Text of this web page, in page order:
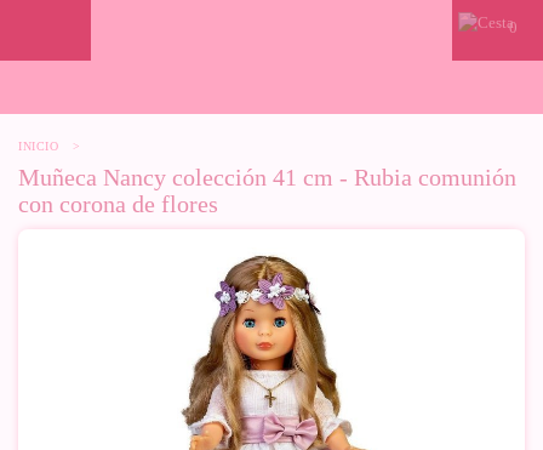
0
INICIO >
Muñeca Nancy colección 41 cm - Rubia comunión
con corona de flores